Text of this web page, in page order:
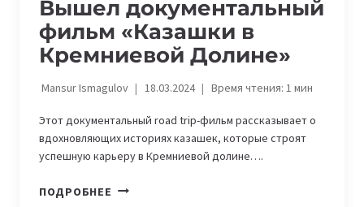
Вышел документальный
фильм «Казашки в
Кремниевой Долине»
Mansur Ismagulov 18.03.2024 Время чтения: 1мин
Этот документальный road trip-фильм рассказывает о
вдохновляющих историях казашек, которые строят
успешную карьеру в Кремниевой долине….
ПОДРОБНЕЕ ВЫШЕЛ